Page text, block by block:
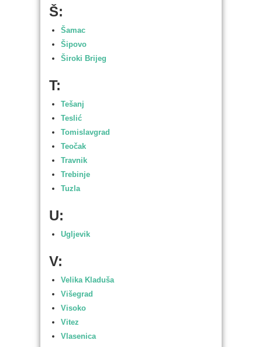
Š:
Šamac
Šipovo
Široki Brijeg
T:
Tešanj
Teslić
Tomislavgrad
Teočak
Travnik
Trebinje
Tuzla
U:
Ugljevik
V:
Velika Kladuša
Višegrad
Visoko
Vitez
Vlasenica